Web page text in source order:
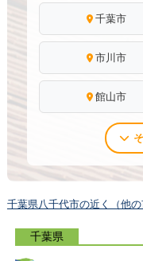
千葉市
市川市
館山市
千葉県八千代市の近く（他
千葉県